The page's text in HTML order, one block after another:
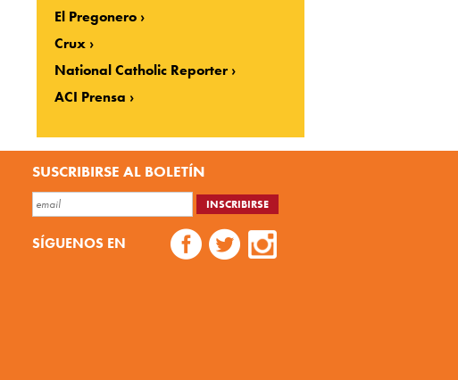
El Pregonero
Crux
National Catholic Reporter
ACI Prensa
SUSCRIBIRSE AL BOLETÍN
SÍGUENOS EN